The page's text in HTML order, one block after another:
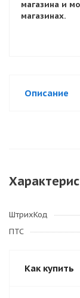
магазина и
магазинах.
Описание
ШтрихКод
ПТС
Как купить